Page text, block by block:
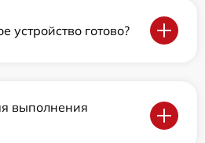
устройство готово?
выполнения